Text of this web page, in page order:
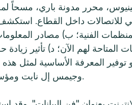
محرر مدونة باري، مسحاً
للاتصالات داخل القطاع.
الفنية؛ ب) مصادر
المتاحة لهم الآن؛ د) تأثير
توفير المعرفة الأساسية
وجيمس إل نايت ومؤسسة ويليام وفلور هيوليت. انقر هنا للوصول إلى ملخص لنتائج المسح.